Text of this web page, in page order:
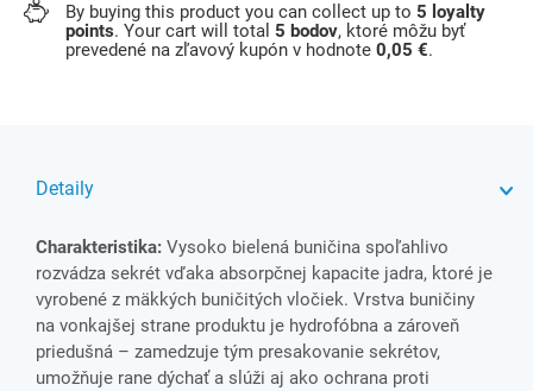
By buying this product you can collect up to 5 loyalty
points. Your cart will total 5 bodov, ktoré môžu byť
prevedené na zľavový kupón v hodnote 0,05 €.
Detaily
Charakteristika: Vysoko bielená buničina spoľahlivo
rozvádza sekrét vďaka absorpčnej kapacite jadra, ktoré je
vyrobené z mäkkých buničitých vločiek. Vrstva buničiny
na vonkajšej strane produktu je hydrofóbna a zároveň
priedušná – zamedzuje tým presakovanie sekrétov,
umožňuje rane dýchať a slúži aj ako ochrana proti